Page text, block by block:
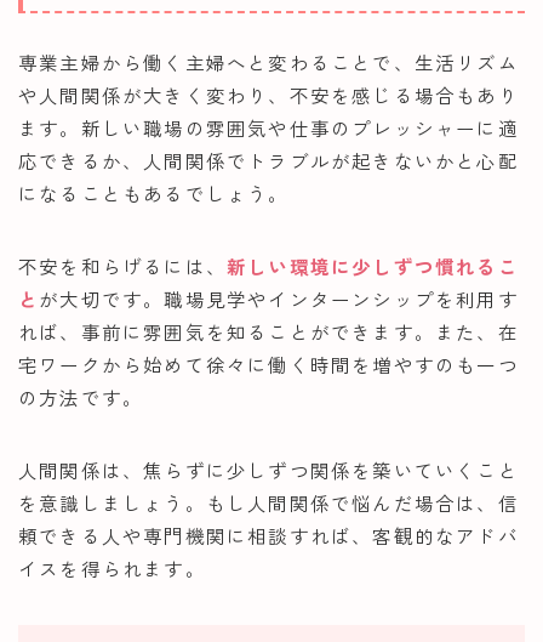
専業主婦から働く主婦へと変わることで、生活リズム
や人間関係が大きく変わり、不安を感じる場合もあり
ます。新しい職場の雰囲気や仕事のプレッシャーに適
応できるか、人間関係でトラブルが起きないかと心配
になることもあるでしょう。
不安を和らげるには、 新しい環境に少しずつ慣れるこ
と が大切です。職場見学やインターンシップを利用す
れば、事前に雰囲気を知ることができます。また、在
宅ワークから始めて徐々に働く時間を増やすのも一つ
の方法です。
人間関係は、焦らずに少しずつ関係を築いていくこと
を意識しましょう。もし人間関係で悩んだ場合は、信
頼できる人や専門機関に相談すれば、客観的なアドバ
イスを得られます。